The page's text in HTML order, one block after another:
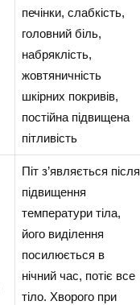
печінки, слабкість,
головний біль,
набряклість,
жовтяничність
шкірних покривів,
постійна підвищена
пітливість
Піт з’являється після
підвищення
температури тіла,
його виділення
посилюється в
нічний час, потіє все
тіло. Хворого при